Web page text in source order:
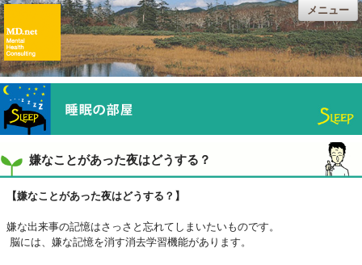
メニュー
嫌なことがあった夜はどうする？
【嫌なことがあった夜はどうする？】
嫌な出来事の記憶はさっさと忘れてしまいたいものです。
脳には、嫌な記憶を消す消去学習機能があります。